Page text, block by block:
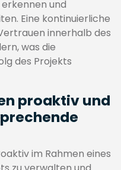
und
Eine kontinuierliche
innerhalb des
was die
des Projekts
proaktiv und
im Rahmen eines